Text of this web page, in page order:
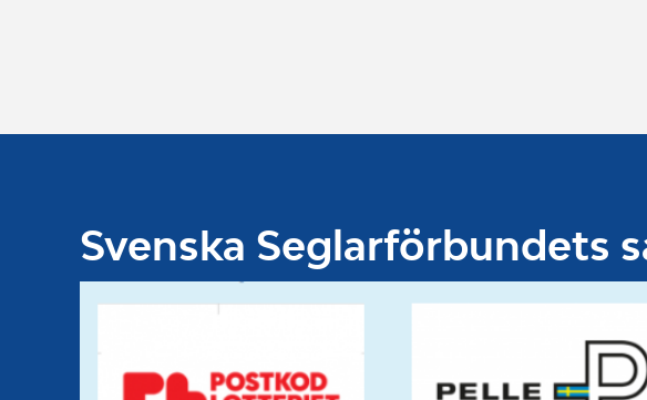
Svenska Seglarförbundets